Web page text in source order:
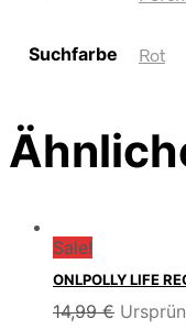
Suchfarbe Rot
Sale!
ONLPOLLY LIFE
14,99€